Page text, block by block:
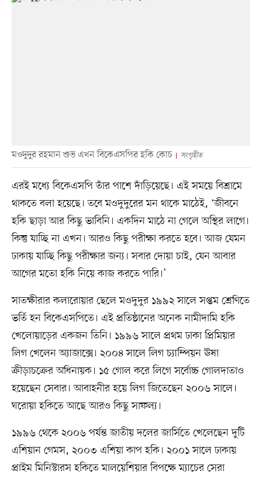
মওদুদুর রহমান শুভ এখন বিকেএসপির হকি কোচ সংগৃহীত
এরই মধ্যে বিকেএসপি তাঁর পাশে দাঁড়িয়েছে। এই সময়ে বিশ্রামে
থাকতে বলা হয়েছে। তবে মওদুদুরের মন থাকে মাঠেই, ‘জীবনে
হকি ছাড়া আর কিছু ভাবিনি। একদিন মাঠে না গেলে অস্থির লাগে।
কিন্তু যাচ্ছি না এখন। আরও কিছু পরীক্ষা করতে হবে। আজ যেমন
ঢাকায় যাচ্ছি কিছু পরীক্ষার জন্য। সবার দোয়া চাই, যেন আবার
আগের মতো হকি নিয়ে কাজ করতে পারি।’
সাতক্ষীরার কলারোয়ার ছেলে মওদুদুর ১৯৯২ সালে সপ্তম শ্রেণিতে
ভর্তি হন বিকেএসপিতে। এই প্রতিষ্ঠানের অনেক নামীদামি হকি
খেলোয়াড়ের একজন তিনি। ১৯৯৬ সালে প্রথম ঢাকা প্রিমিয়ার
লিগ খেলেন অ্যাজাক্সে। ২০০৪ সালে লিগ চ্যাম্পিয়ন ঊষা
ক্রীড়াচক্রের অধিনায়ক। ১৫ গোল করে লিগে সর্বোচ্চ গোলদাতাও
হয়েছেন সেবার। আবাহনীর হয়ে লিগ জিতেছেন ২০০৬ সালে।
ঘরোয়া হকিতে আছে আরও কিছু সাফল্য।
১৯৯৬ থেকে ২০০৬ পর্যন্ত জাতীয় দলের জার্সিতে খেলেছেন দুটি
এশিয়ান গেমস, ২০০৩ এশিয়া কাপ হকি। ২০০১ সালে ঢাকায়
প্রাইম মিনিস্টারস হকিতে মালয়েশিয়ার বিপক্ষে ম্যাচের সেরা